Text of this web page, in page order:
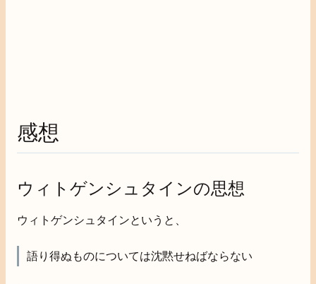
感想
ウィトゲンシュタインの思想
ウィトゲンシュタインというと、
語り得ぬものについては沈黙せねばならない